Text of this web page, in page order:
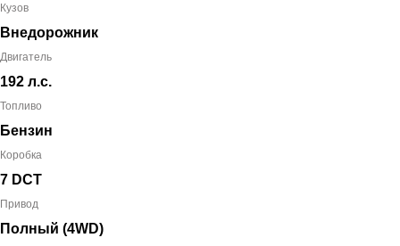
Кузов
Внедорожник
Двигатель
192 л.с.
Топливо
Бензин
Коробка
7 DCT
Привод
Полный (4WD)